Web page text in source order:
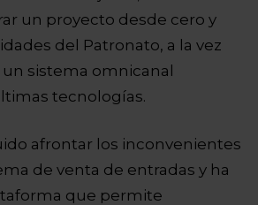
un proyecto desde cero y
del Patronato, a la vez
sistema omnicanal
tecnologías.
afrontar los inconvenientes
de venta de entradas y ha
que permite